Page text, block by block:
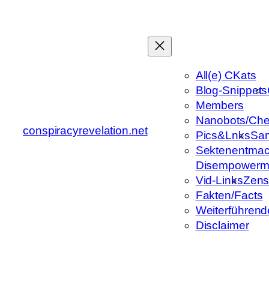
conspiracyrevelation.net
All(e) CKats
Blog-Snippets
Members
Nanobots/
Pics&Lnks
Vid-Links
Fakten/Facts
Disclaimer